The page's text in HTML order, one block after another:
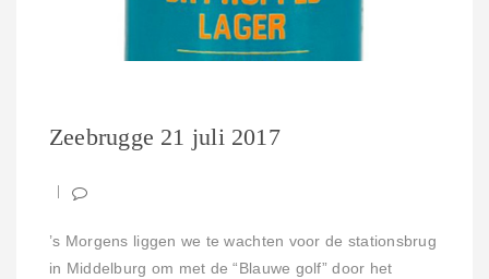
Zeebrugge 21 juli 2017
’s Morgens liggen we te wachten voor de stationsbrug
in Middelburg om met de “Blauwe golf” door het